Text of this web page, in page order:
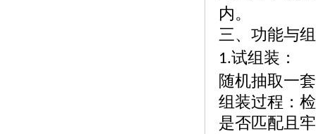
内。
三、功能与
1.试组装：
随机抽取一
组装过程：
是否匹配且